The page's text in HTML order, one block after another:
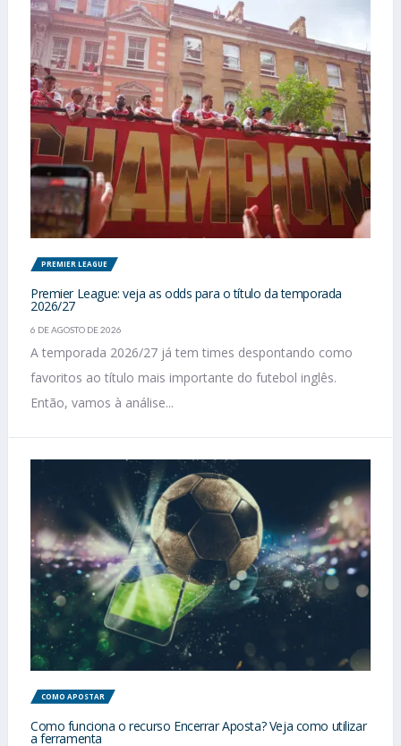
PREMIER LEAGUE
Premier League: veja as odds para o título da temporada
2026/27
6 DE AGOSTO DE 2026
A temporada 2026/27 já tem times despontando como
favoritos ao título mais importante do futebol inglês.
Então, vamos à análise...
COMO APOSTAR
Como funciona o recurso Encerrar Aposta? Veja como utilizar
a ferramenta